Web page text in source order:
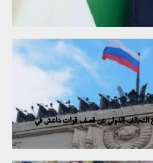
التحالف الدولي عن قصف قوات داعش في